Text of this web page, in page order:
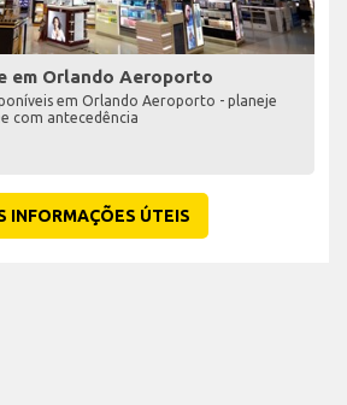
em Orlando Aeroporto
em Orlando Aeroporto - planeje
com antecedência
INFORMAÇÕES ÚTEIS